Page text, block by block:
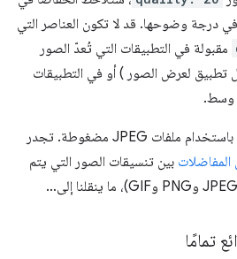
درجة وضوحها. قد لا تكون العناصر التي
مقبولة في التطبيقات التي تُعدّ الصور
تطبيق لعرض الصور ) أو في التطبيقات
وسط.
تم إجراء هذه المقارنة بالكامل باستخدام ملفات JPEG مضغوطة. تجدر
المفاضلات بين تنسيقات الصور التي يتم